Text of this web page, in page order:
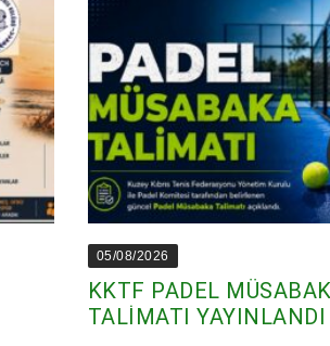
05/08/2026
KKTF PADEL
TALİMATI YAYINLANDI